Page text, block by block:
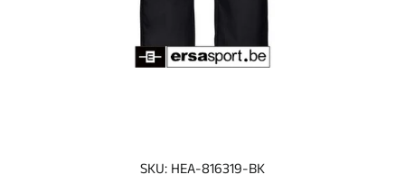
SKU: HEA-816319-BK